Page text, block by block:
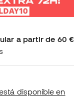
a partir de 60 €
disponible en